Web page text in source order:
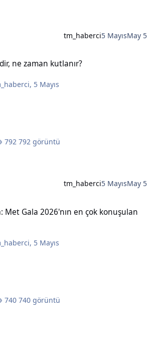
tm_haberci5 MayısMay 5
ne zaman kutlanır?
, 5 Mayıs
792 görüntü
tm_haberci5 MayısMay 5
Met Gala 2026'nın en çok konuşulan
, 5 Mayıs
740 görüntü